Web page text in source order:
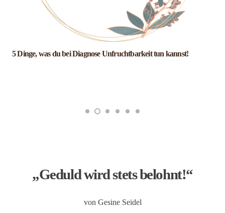
„Geduld wird stets belohnt!“
von Gesine Seidel